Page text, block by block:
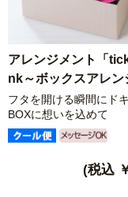
アレンジメント「
nk～ボックスアレン
フタを開ける瞬間にド
BOXに想いを込めて
(税込